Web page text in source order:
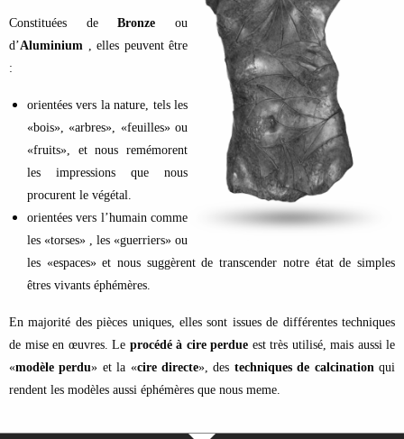
Constituées deBronze ou
d’Aluminium , elles peuvent être
:
orientées vers la nature, tels les
«bois», «arbres», «feuilles» ou
«fruits», et nous remémorent
les impressions que nous
procurent le végétal.
orientées vers l’humain comme
les «torses» , les «guerriers» ou
les «espaces» et nous suggèrent de transcender notre état de simples
êtres vivants éphémères.
En majorité des pièces uniques, elles sont issues de différentes techniques
de mise en œuvres. Le procédé à cire perdue est très utilisé, mais aussi le
«modèle perdu» et la «cire directe», des techniques de calcination qui
rendent les modèles aussi éphémères que nous meme.